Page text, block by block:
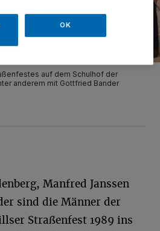
auf dem Schulhof der
anderem mit Gottfried Bander
Manfred Janssen
sind die Männer der
Straßenfest 1989 ins
OK